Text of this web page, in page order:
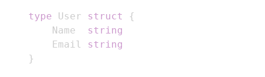
type User struct
{
    Name
string
    Email
string
}